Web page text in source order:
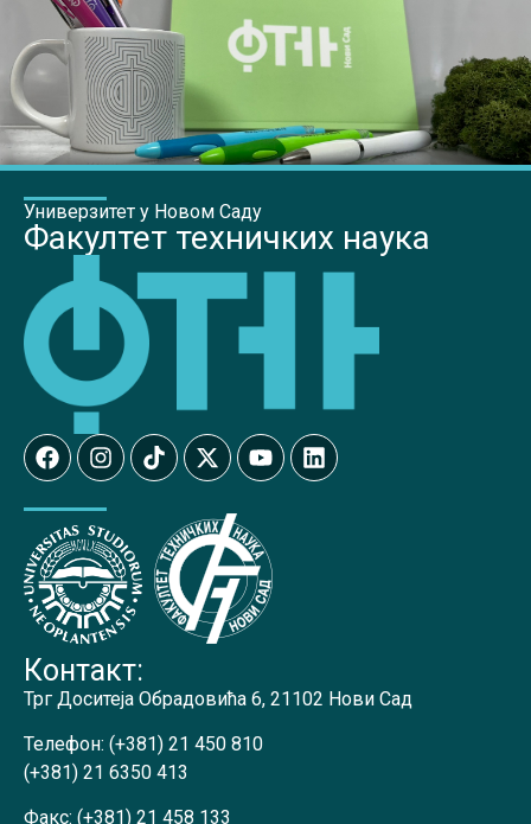
Универзитет у Новом Саду
Факултет техничких наука
Контакт:
Трг Доситеја Обрадовића 6, 21102 Нови Сад
Телефон: (+381) 21 450 810
(+381) 21 6350 413
Факс: (+381) 21 458 133